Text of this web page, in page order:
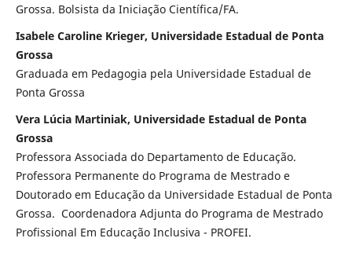
Grossa. Bolsista da Iniciação Científica/FA.
Isabele Caroline Krieger, Universidade Estadual de Ponta
Grossa
Graduada em Pedagogia pela Universidade Estadual de
Ponta Grossa
Vera Lúcia Martiniak, Universidade Estadual de Ponta
Grossa
Professora Associada do Departamento de Educação.
Professora Permanente do Programa de Mestrado e
Doutorado em Educação da Universidade Estadual de Ponta
Grossa. Coordenadora Adjunta do Programa de Mestrado
Profissional Em Educação Inclusiva - PROFEI.